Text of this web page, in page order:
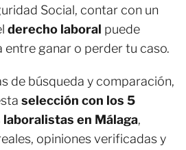
Social, contar con un
derecho laboral puede
entre ganar o perder tu caso.
de búsqueda y comparación,
selección con los 5
en Málaga,
opiniones verificadas y